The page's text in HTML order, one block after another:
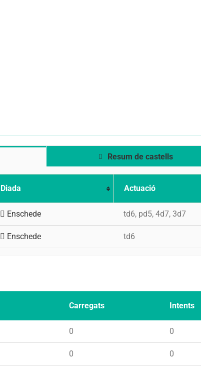
Resum de castells
Diada Actuació
Enschede td6, pd5, 4d7, 3d7
Enschede td6
Carregats Intents
0 0
0 0